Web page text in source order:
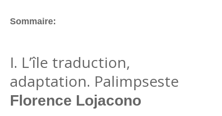
Sommaire:
I. L’île traduction,
adaptation. Palimpseste
Florence Lojacono